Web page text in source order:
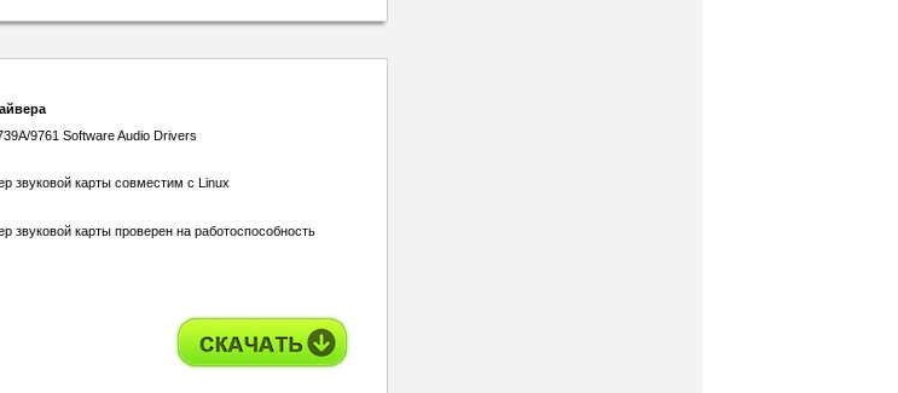
9761 Software Audio Drivers
звуковой карты совместим с Linux
звуковой карты проверен на работоспособность